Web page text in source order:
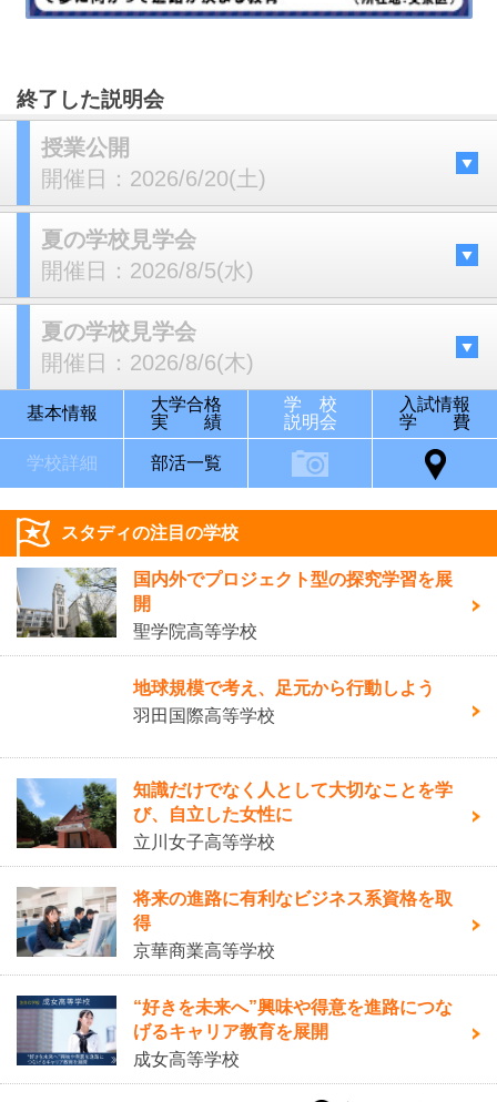
終了した説明会
授業公開
開催日： 2026/6/20(土)
夏の学校見学会
開催日： 2026/8/5(水)
夏の学校見学会
開催日： 2026/8/6(木)
基本情報
大学合格
実 績
学 校
説明会
入試情報
学 費
学校詳細 部活一覧
スタディの注目の学校
国内外でプロジェクト型の探究学習を展
開
聖学院高等学校
地球規模で考え、足元から行動しよう
羽田国際高等学校
知識だけでなく人として大切なことを学
び、自立した女性に
立川女子高等学校
将来の進路に有利なビジネス系資格を取
得
京華商業高等学校
“好きを未来へ”興味や得意を進路につな
げるキャリア教育を展開
成女高等学校